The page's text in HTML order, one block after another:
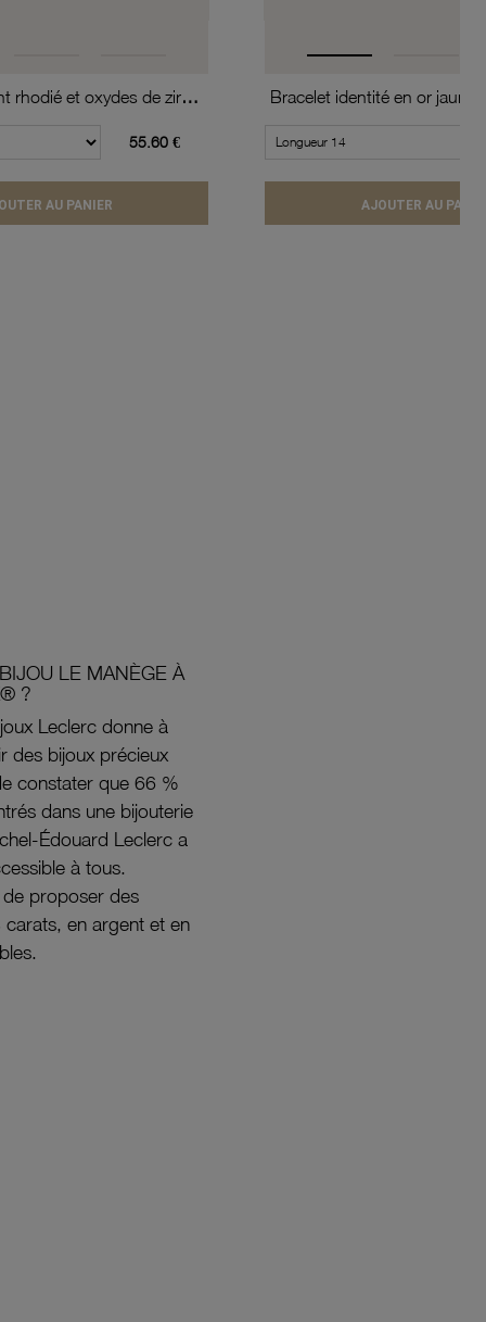
Collier en argent rhodié et oxydes de zirconium
55.60 €
AU PANIER
Bracelet identité en or jaune
AJOUTER AU
LE MANÈGE À
?
Leclerc donne à
des bijoux précieux
constater que 66 %
dans une bijouterie
Édouard Leclerc a
à tous.
proposer des
en argent et en